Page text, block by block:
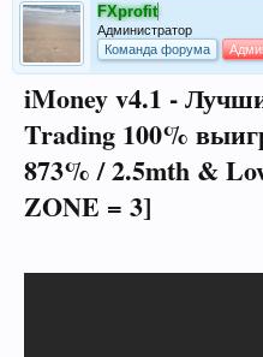
FXprofit
Администратор
Команда форума
iMoney v4.1 -
Trading 100%
873% / 2.5mth &
ZONE = 3]